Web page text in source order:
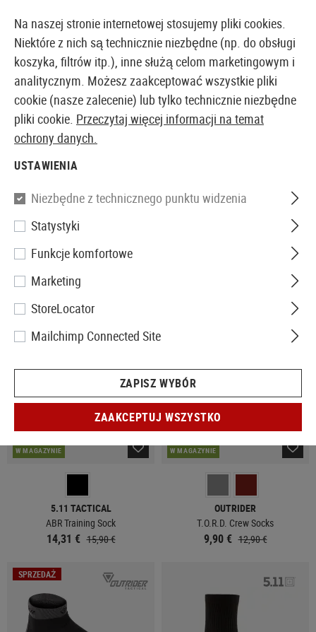
EUROPEJSKI AIRSOFT SKLEP I HURTOWNIA
Strona główna
6 Produkty
W MAGAZYNIE
5.11 TACTICAL
ABR Training Sock
14,31 € 15,90 €
W MAGAZYNIE
OUTRIDER
T.O.R.D. Crew Socks
9,90 € 12,90 €
SPRZEDAŻ
Na naszej stronie internetowej stosujemy pliki cookies.
Niektóre z nich są technicznie niezbędne (np. do obsługi
koszyka, filtrów itp.), inne służą celom marketingowym i
analitycznym. Możesz zaakceptować wszystkie pliki
cookie (nasze zalecenie) lub tylko technicznie niezbędne
pliki cookie. Przeczytaj więcej informacji na temat
ochrony danych.
USTAWIENIA
Niezbędne z technicznego punktu widzenia
Statystyki
Funkcje komfortowe
Marketing
StoreLocator
Mailchimp Connected Site
ZAPISZ WYBÓR
ZAAKCEPTUJ WSZYSTKO